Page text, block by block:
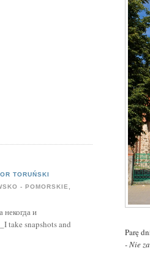
Parę
- Nie
TORUŃSKI
- POMORSKIE,
некогда и
take snapshots and